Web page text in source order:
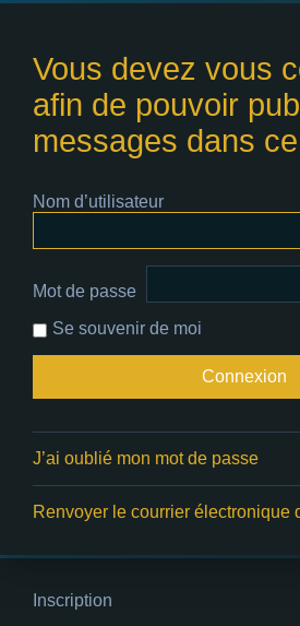
Vous devez vous
afin de pouvoir
messages dans
Nom d’utilisateur
Mot de passe
Se souvenir de moi
J’ai oublié mon mot de passe
Renvoyer le courrier électronique
Inscription